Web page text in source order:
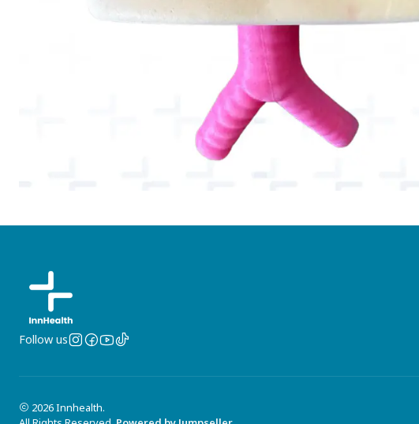
Follow us
2026 Innhealth.